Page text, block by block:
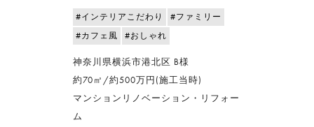
#インテリアこだわり
#ファミリー
#カフェ風
#おしゃれ
神奈川県横浜市港北区 B様
約70㎡/約500万円(施工当時)
マンションリノベーション・リフォー
ム